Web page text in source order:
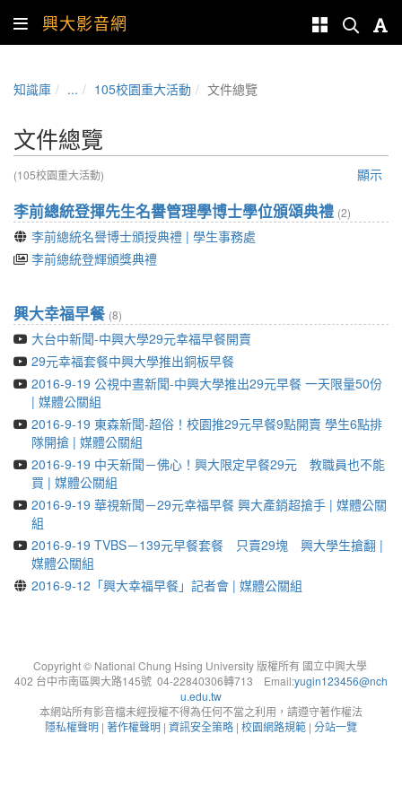
興大影音網
知識庫 ... 105校園重大活動 文件總覽
文件總覽
(105校園重大活動) 顯示
李前總統登揮先生名譽管理學博士學位頒頌典禮 (2)
李前總統名譽博士頒授典禮 | 學生事務處
李前總統登輝頒獎典禮
興大幸福早餐 (8)
大台中新聞-中興大學29元幸福早餐開賣
29元幸福套餐中興大學推出銅板早餐
2016-9-19 公視中晝新聞-中興大學推出29元早餐 一天限量50份
| 媒體公關組
2016-9-19 東森新聞-超俗！校園推29元早餐9點開賣 學生6點排
隊開搶 | 媒體公關組
2016-9-19 中天新聞－佛心！興大限定早餐29元 教職員也不能
買 | 媒體公關組
2016-9-19 華視新聞－29元幸福早餐 興大產銷超搶手 | 媒體公關
組
2016-9-19 TVBS－139元早餐套餐 只賣29塊 興大學生搶翻 |
媒體公關組
2016-9-12「興大幸福早餐」記者會 | 媒體公關組
Copyright © National Chung Hsing University 版權所有 國立中興大學
402 台中市南區興大路145號 04-22840306轉713 Email:yugin123456@nch
u.edu.tw
本網站所有影音檔未經授權不得為任何不當之利用，請遵守著作權法
隱私權聲明 | 著作權聲明 | 資訊安全策略 | 校園網路規範 | 分站一覽